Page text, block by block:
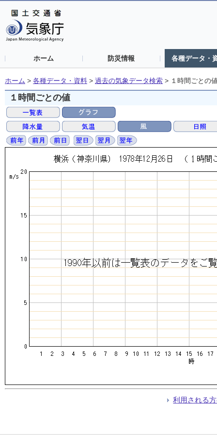
ホーム 防災情報 各種データ・
ホーム > 各種データ・資料 > 過去の気象データ検索 > １時間ごとの
１時間ごとの値
利用される